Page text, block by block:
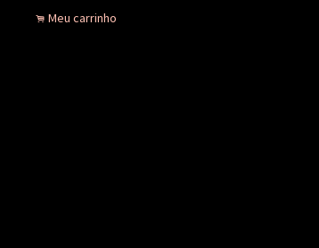
. Meu carrinho